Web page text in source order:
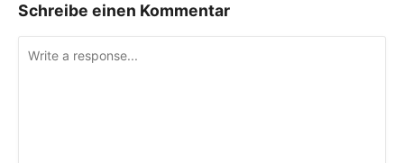
Schreibe einen Kommentar